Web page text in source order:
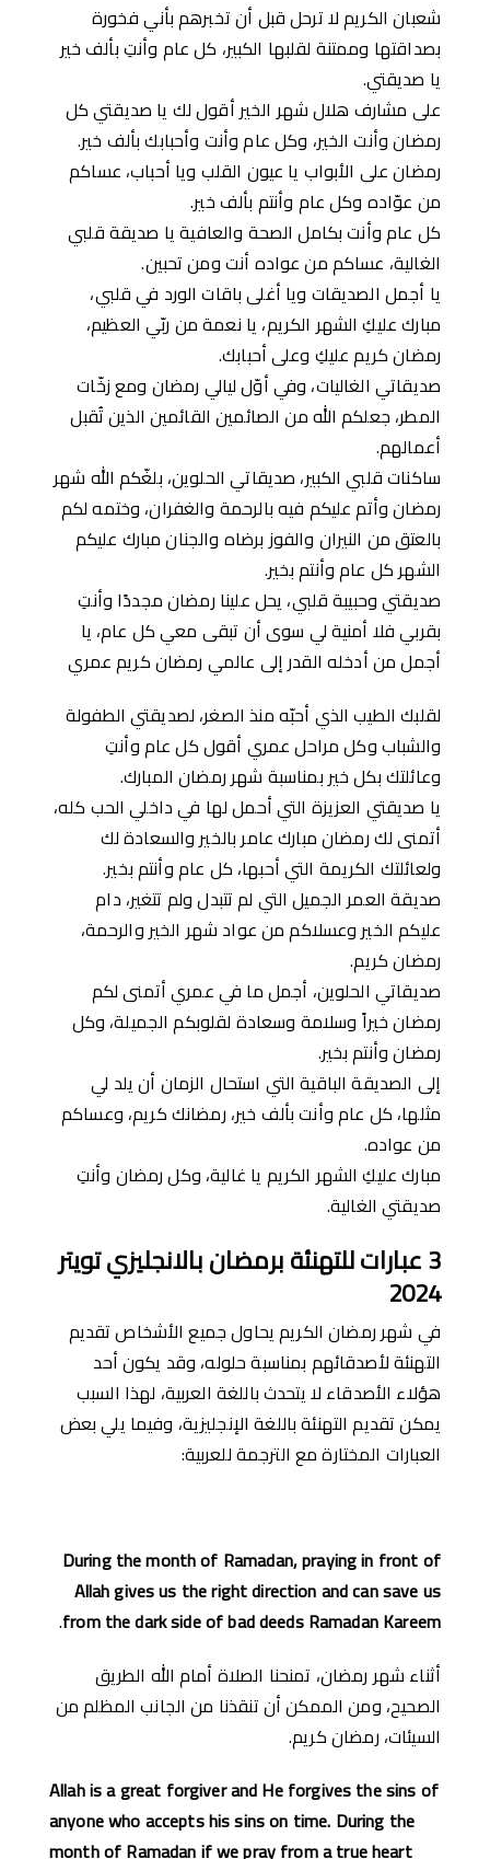
شعبان الكريم لا ترحل قبل أن تخبرهم بأني فخورة
بصداقتها وممتنة لقلبها الكبير، كل عام وأنتِ بألف خير
يا صديقتي.
على مشارف هلال شهر الخير أقول لك يا صديقتي كل
رمضان وأنت الخير، وكل عام وأنت وأحبابك بألف خير.
رمضان على الأبواب يا عيون القلب ويا أحباب، عساكم
من عوّاده وكل عام وأنتم بألف خير.
كل عام وأنت بكامل الصحة والعافية يا صديقة قلبي
الغالية، عساكم من عواده أنت ومن تحبين.
يا أجمل الصديقات ويا أغلى باقات الورد في قلبي،
مبارك عليكِ الشهر الكريم، يا نعمة من ربّي العظيم،
رمضان كريم عليكِ وعلى أحبابك.
صديقاتي الغاليات، وفي أوّل ليالي رمضان ومع زخّات
المطر، جعلكم الله من الصائمين القائمين الذين تُقبل
أعمالهم.
ساكنات قلبي الكبير، صديقاتي الحلوين، بلغّكم الله شهر
رمضان وأتم عليكم فيه بالرحمة والغفران، وختمه لكم
بالعتق من النيران والفوز برضاه والجنان مبارك عليكم
الشهر كل عام وأنتم بخير.
صديقتي وحبيبة قلبي، يحل علينا رمضان مجددًا وأنتِ
بقربي فلا أمنية لي سوى أن تبقى معي كل عام، يا
أجمل من أدخله القدر إلى عالمي رمضان كريم عمري
لقلبك الطيب الذي أحبّه منذ الصغر، لصديقتي الطفولة
والشباب وكل مراحل عمري أقول كل عام وأنتِ
وعائلتك بكل خير بمناسبة شهر رمضان المبارك.
يا صديقتي العزيزة التي أحمل لها في داخلي الحب كله،
أتمنى لك رمضان مبارك عامر بالخير والسعادة لك
ولعائلتك الكريمة التي أحبها، كل عام وأنتم بخير.
صديقة العمر الجميل التي لم تتبدل ولم تتغير، دام
عليكم الخير وعسلاكم من عواد شهر الخير والرحمة،
رمضان كريم.
صديقاتي الحلوين، أجمل ما في عمري أتمنى لكم
رمضان خيراً وسلامة وسعادة لقلوبكم الجميلة، وكل
رمضان وأنتم بخير.
إلى الصديقة الباقية التي استحال الزمان أن يلد لي
مثلها، كل عام وأنت بألف خير، رمضانك كريم، وعساكم
من عواده.
مبارك عليكِ الشهر الكريم يا غالية، وكل رمضان وأنتِ
صديقتي الغالية.
3عباراتللتهنئةبرمضانبالانجليزي تويتر
2024
في شهر رمضان الكريم يحاول جميع الأشخاص تقديم
التهنئة لأصدقائهم بمناسبة حلوله، وقد يكون أحد
هؤلاء الأصدقاء لا يتحدث باللغة العربية، لهذا السبب
يمكن تقديم التهنئة باللغة الإنجليزية، وفيما يلي بعض
العبارات المختارة مع الترجمة للعربية:
During the month of Ramadan, praying in front of
Allah gives us the right direction and can save us
from the dark side of bad deeds Ramadan Kareem
.
أثناء شهر رمضان، تمنحنا الصلاة أمام الله الطريق
الصحيح، ومن الممكن أن تنقذنا من الجانب المظلم من
السيئات، رمضان كريم.
Allah is a great forgiver and He forgives the sins of
anyone who accepts his sins on time. During the
month of Ramadan if we pray from a true heart